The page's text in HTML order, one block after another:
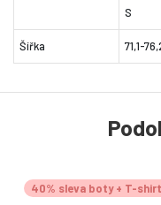
S
Šířka 71,1-
40% sleva boty + T-